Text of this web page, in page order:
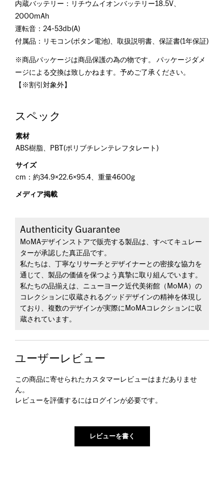
内蔵バッテリー：リチウムイオンバッテリー18.5V、
2000mAh
運転音：24-53db(A)
付属品：リモコン(ボタン電池)、取扱説明書、保証書(1年保証)
※商品パッケージは商品保護の為の物です。 パッケージダメ
ージによる交換は致しかねます。予めご了承ください。
【※割引対象外】
スペック
素材
ABS樹脂、PBT(ポリブチレンテレフタレート)
サイズ
cm：約34.9×22.6×95.4、重量4600g
メディア掲載
Authenticity Guarantee
MoMAデザインストアで販売する製品は、すべてキュレー
ターが承認した真正品です。
私たちは、丁寧なリサーチとデザイナーとの密接な協力を
通じて、製品の価値を保つよう真摯に取り組んでいます。
私たちの品揃えは、ニューヨーク近代美術館（MoMA）の
コレクションに収蔵されるグッドデザインの精神を体現し
ており、複数のデザインが実際にMoMAコレクションに収
蔵されています。
ユーザーレビュー
この商品に寄せられたカスタマーレビューはまだありませ
ん。
レビューを評価するには ログインが必要です。